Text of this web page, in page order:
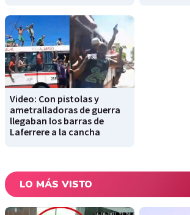
Video: Con pistolas y
ametralladoras de guerra
llegaban los barras de
Laferrere a la cancha
LO MÁS VISTO